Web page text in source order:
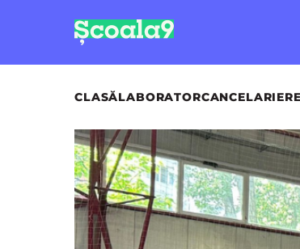
CLASĂLABORATORCANCELARIE